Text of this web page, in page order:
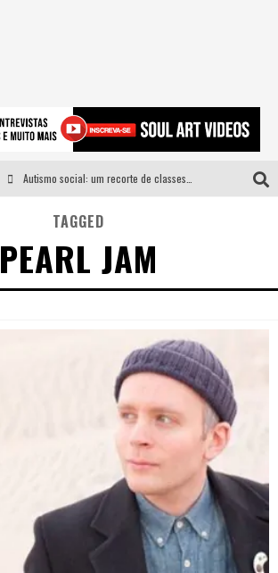
A subida da rampa é diferente!
Faça o bem! Mas, sem olhar a quem!?
Novo single de Arnaldo Tifu, “De Testa” explora brasilidade em sons, cores e símbolos
TAGGED
PEARL JAM